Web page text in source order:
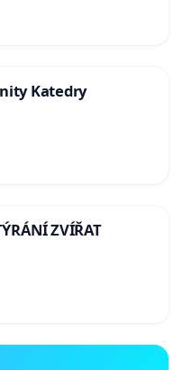
Katedry
ZVÍŘAT